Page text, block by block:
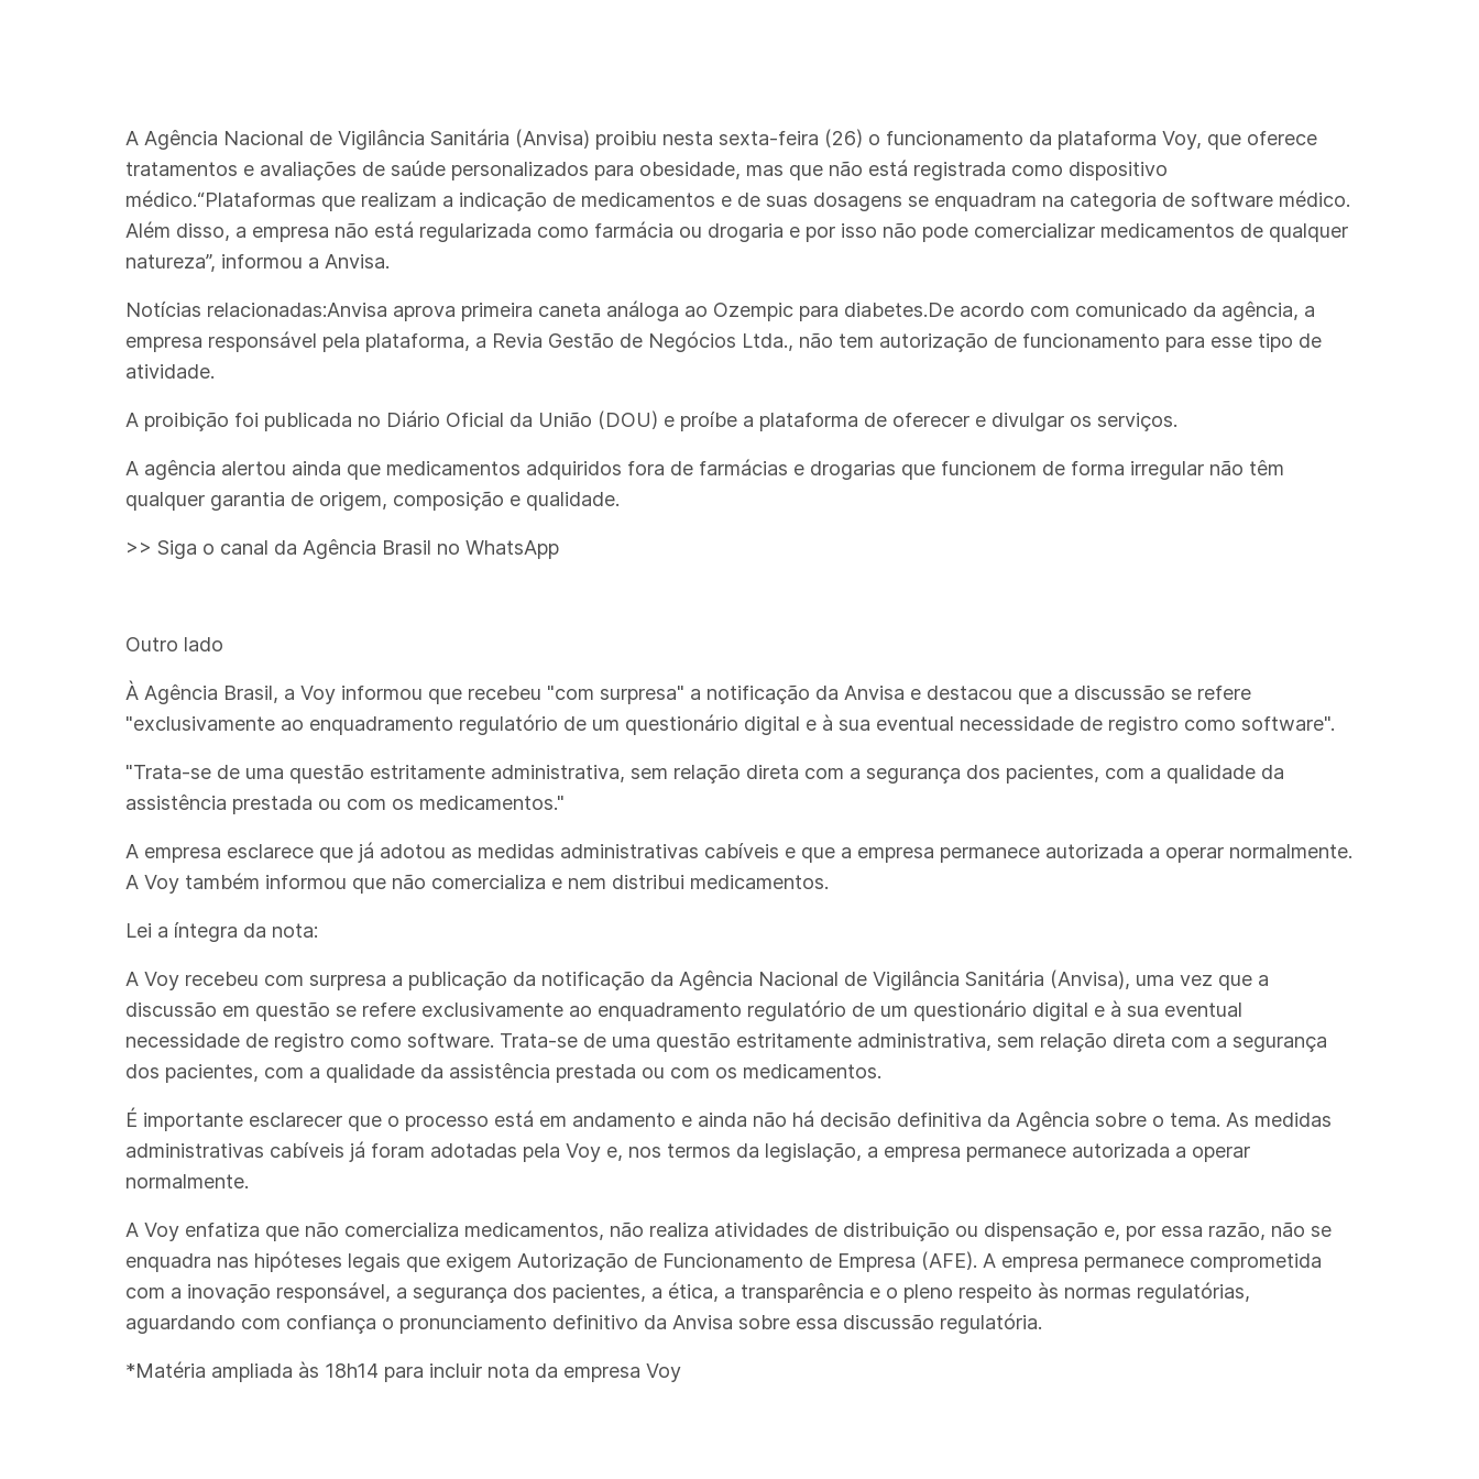
A Agência Nacional de Vigilância Sanitária (Anvisa) proibiu nesta sexta-feira (26) o funcionamento da plataforma Voy, que oferece
tratamentos e avaliações de saúde personalizados para obesidade, mas que não está registrada como dispositivo
médico.“Plataformas que realizam a indicação de medicamentos e de suas dosagens se enquadram na categoria de software médico.
Além disso, a empresa não está regularizada como farmácia ou drogaria e por isso não pode comercializar medicamentos de qualquer
natureza”, informou a Anvisa.
Notícias relacionadas:Anvisa aprova primeira caneta análoga ao Ozempic para diabetes.De acordo com comunicado da agência, a
empresa responsável pela plataforma, a Revia Gestão de Negócios Ltda., não tem autorização de funcionamento para esse tipo de
atividade.
A proibição foi publicada no Diário Oficial da União (DOU) e proíbe a plataforma de oferecer e divulgar os serviços.
A agência alertou ainda que medicamentos adquiridos fora de farmácias e drogarias que funcionem de forma irregular não têm
qualquer garantia de origem, composição e qualidade.
>> Siga o canal da Agência Brasil no WhatsApp
Outro lado
À Agência Brasil, a Voy informou que recebeu "com surpresa" a notificação da Anvisa e destacou que a discussão se refere
"exclusivamente ao enquadramento regulatório de um questionário digital e à sua eventual necessidade de registro como software".
"Trata-se de uma questão estritamente administrativa, sem relação direta com a segurança dos pacientes, com a qualidade da
assistência prestada ou com os medicamentos."
A empresa esclarece que já adotou as medidas administrativas cabíveis e que a empresa permanece autorizada a operar normalmente.
A Voy também informou que não comercializa e nem distribui medicamentos.
Lei a íntegra da nota:
A Voy recebeu com surpresa a publicação da notificação da Agência Nacional de Vigilância Sanitária (Anvisa), uma vez que a
discussão em questão se refere exclusivamente ao enquadramento regulatório de um questionário digital e à sua eventual
necessidade de registro como software. Trata-se de uma questão estritamente administrativa, sem relação direta com a segurança
dos pacientes, com a qualidade da assistência prestada ou com os medicamentos.
É importante esclarecer que o processo está em andamento e ainda não há decisão definitiva da Agência sobre o tema. As medidas
administrativas cabíveis já foram adotadas pela Voy e, nos termos da legislação, a empresa permanece autorizada a operar
normalmente.
A Voy enfatiza que não comercializa medicamentos, não realiza atividades de distribuição ou dispensação e, por essa razão, não se
enquadra nas hipóteses legais que exigem Autorização de Funcionamento de Empresa (AFE). A empresa permanece comprometida
com a inovação responsável, a segurança dos pacientes, a ética, a transparência e o pleno respeito às normas regulatórias,
aguardando com confiança o pronunciamento definitivo da Anvisa sobre essa discussão regulatória.
*Matéria ampliada às 18h14 para incluir nota da empresa Voy